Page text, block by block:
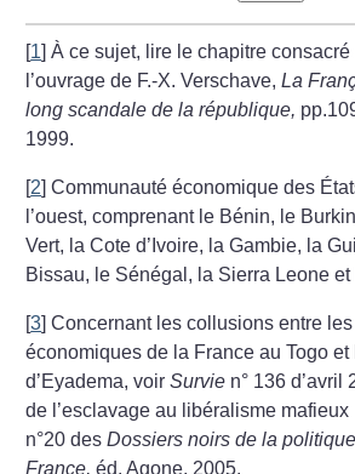
[1]À ce sujet, lire le chapitre
l’ouvrage de F.-X. Verschave,La
long scandale de la république,
1999.
[2]Communauté économique des
l’ouest, comprenant le Bénin, le
Vert, la Cote d’Ivoire, la Gambie, la
Bissau, le Sénégal, la Sierra Leone et
[3]Concernant les collusions entre
économiques de la France au Togo et
d’Eyadema, voirSurvie n° 136 d’avril
de l’esclavage au libéralisme mafieux
n°20 desDossiers noirs de la
France, éd. Agone, 2005.